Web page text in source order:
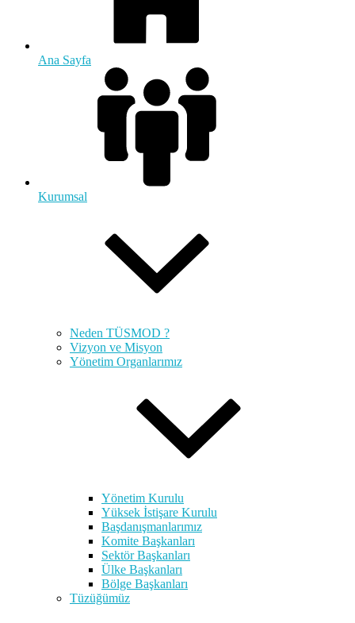
Ana Sayfa
Kurumsal
Neden TÜSMOD ?
Vizyon ve Misyon
Yönetim Organlarımız
Yönetim Kurulu
Yüksek İstişare Kurulu
Başdanışmanlarımız
Komite Başkanları
Sektör Başkanları
Ülke Başkanları
Bölge Başkanları
Tüzüğümüz